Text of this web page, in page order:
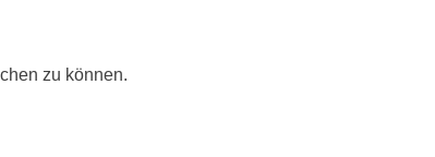
zu können.